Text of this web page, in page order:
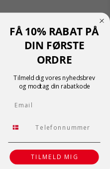
Translate
FÅ 10% RABAT PÅ
DIN FØRSTE
ORDRE
Tilmeld dig vores nyhedsbrev
og modtag din rabatkode
Email
Tlf.
TILMELD MIG